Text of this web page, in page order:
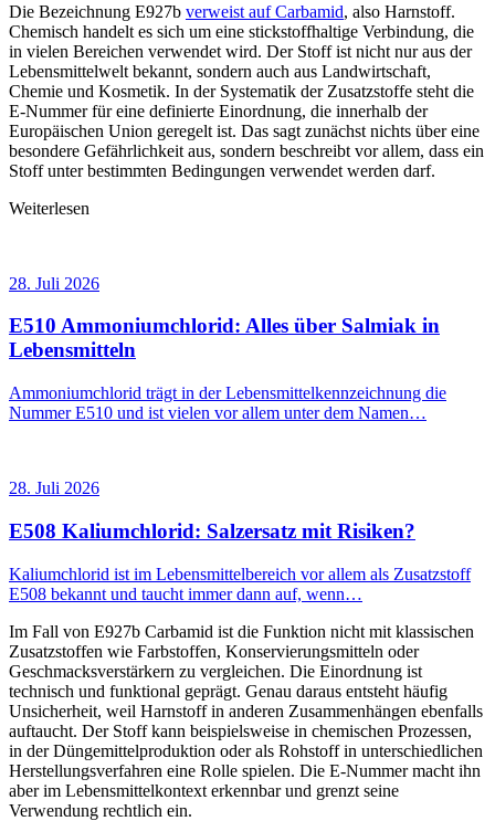
Die Bezeichnung E927b verweist auf Carbamid, also Harnstoff.
Chemisch handelt es sich um eine stickstoffhaltige Verbindung, die
in vielen Bereichen verwendet wird. Der Stoff ist nicht nur aus der
Lebensmittelwelt bekannt, sondern auch aus Landwirtschaft,
Chemie und Kosmetik. In der Systematik der Zusatzstoffe steht die
E-Nummer für eine definierte Einordnung, die innerhalb der
Europäischen Union geregelt ist. Das sagt zunächst nichts über eine
besondere Gefährlichkeit aus, sondern beschreibt vor allem, dass ein
Stoff unter bestimmten Bedingungen verwendet werden darf.
Weiterlesen
28. Juli 2026
E510 Ammoniumchlorid: Alles über Salmiak in
Lebensmitteln
Ammoniumchlorid trägt in der Lebensmittelkennzeichnung die
Nummer E510 und ist vielen vor allem unter dem Namen…
28. Juli 2026
E508 Kaliumchlorid: Salzersatz mit Risiken?
Kaliumchlorid ist im Lebensmittelbereich vor allem als Zusatzstoff
E508 bekannt und taucht immer dann auf, wenn…
Im Fall von E927b Carbamid ist die Funktion nicht mit klassischen
Zusatzstoffen wie Farbstoffen, Konservierungsmitteln oder
Geschmacksverstärkern zu vergleichen. Die Einordnung ist
technisch und funktional geprägt. Genau daraus entsteht häufig
Unsicherheit, weil Harnstoff in anderen Zusammenhängen ebenfalls
auftaucht. Der Stoff kann beispielsweise in chemischen Prozessen,
in der Düngemittelproduktion oder als Rohstoff in unterschiedlichen
Herstellungsverfahren eine Rolle spielen. Die E-Nummer macht ihn
aber im Lebensmittelkontext erkennbar und grenzt seine
Verwendung rechtlich ein.